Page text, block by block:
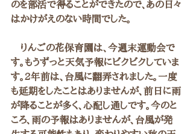
のを部活で得ることができたので、あの日々
はかけがえのない時間でした。
りんごの花保育園は、今週末運動会で
す。もうずっと天気予報にビクビクしていま
す。2年前は、台風に翻弄されました。一度
も延期をしたことはありませんが、前日に雨
が降ることが多く、心配し通しです。今のと
ころ、雨の予報はありませんが、台風が発